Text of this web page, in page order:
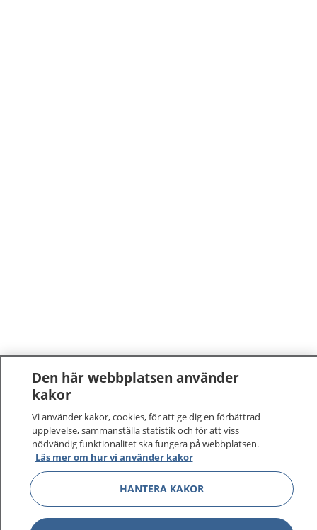
1177–tryggt om din hälsa och vård
På 1177.se får du råd om hälsa och information om
sjukdomar och vilka mottagningar du kan kontakta.
Den här webbplatsen använder
kakor
Vi använder kakor, cookies, för att ge dig en förbättrad
upplevelse, sammanställa statistik och för att viss
nödvändig funktionalitet ska fungera på webbplatsen.
Läs mer om hur vi använder kakor
HANTERA KAKOR